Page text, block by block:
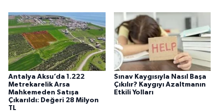
Antalya Aksu’da 1.222
Metrekarelik Arsa
Mahkemeden Satışa
Çıkarıldı: Değeri 28 Milyon
TL
Sınav Kaygısıyla Nasıl Başa
Çıkılır? Kaygıyı Azaltmanın
Etkili Yolları